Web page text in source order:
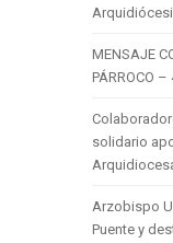
MENSAJE
PÁRROCO –
solidario
Arzobispo
Puente y